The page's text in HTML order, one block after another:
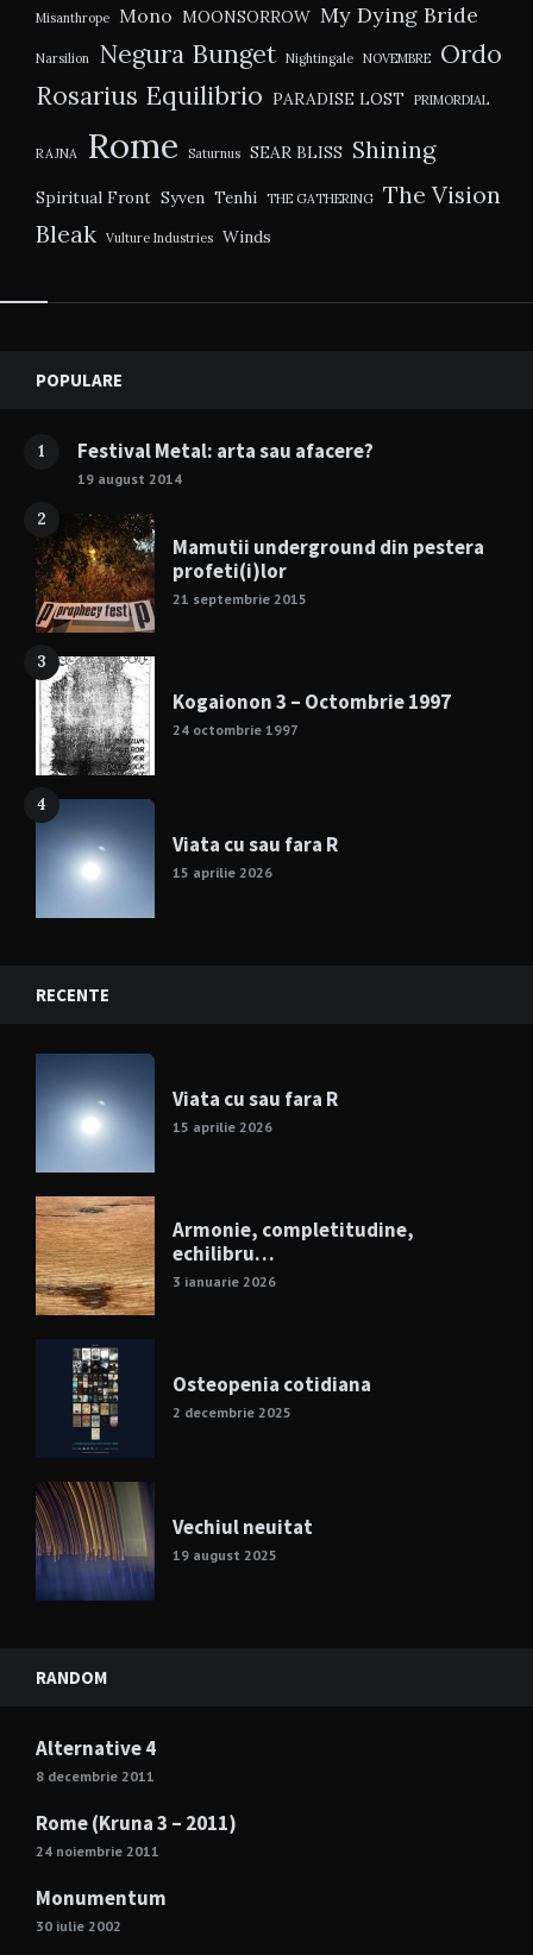
Misanthrope Mono MOONSORROW My Dying Bride
Narsilion Negura Bunget Nightingale NOVEMBRE
Ordo
Rosarius Equilibrio PARADISE LOST PRIMORDIAL
RAJNA Rome Saturnus SEAR BLISS Shining
Spiritual Front Syven Tenhi THE GATHERING The Vision
Bleak Vulture Industries Winds
Widgets
POPULARE
1 Festival Metal: arta sau afacere?
19 august 2014
2
Mamutii underground din pestera
profeti(i)lor
21 septembrie 2015
3
Kogaionon 3 – Octombrie 1997
24 octombrie 1997
4
Viata cu sau fara R
15 aprilie 2026
RECENTE
Viata cu sau fara R
15 aprilie 2026
Armonie, completitudine,
echilibru…
3 ianuarie 2026
Osteopenia cotidiana
2 decembrie 2025
Vechiul neuitat
19 august 2025
RANDOM
Alternative 4
8 decembrie 2011
Rome (Kruna 3 – 2011)
24 noiembrie 2011
Monumentum
30 iulie 2002